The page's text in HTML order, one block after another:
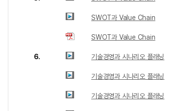
SWOT과 Value Chain
SWOT과 Value Chain
6. 기술경영과 시나리오 플래닝
기술경영과 시나리오 플래닝
기술경영과 시나리오 플래닝